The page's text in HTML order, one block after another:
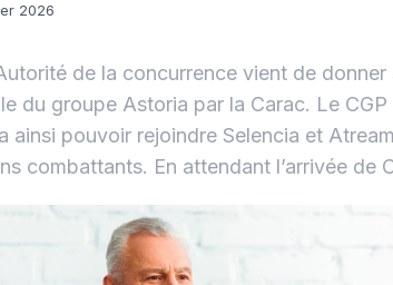
2026
de la concurrence vient de
du groupe Astoria par la Carac. Le
ainsi pouvoir rejoindre Selencia et
combattants. En attendant l’arrivée de